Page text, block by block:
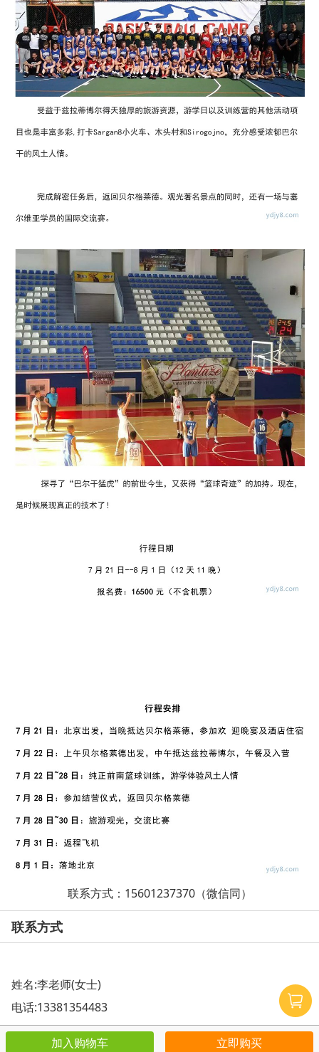
联系方式：15601237370（微信同）
联系方式
姓名:李老师(女士)
电话:13381354483
加入购物车 立即购买